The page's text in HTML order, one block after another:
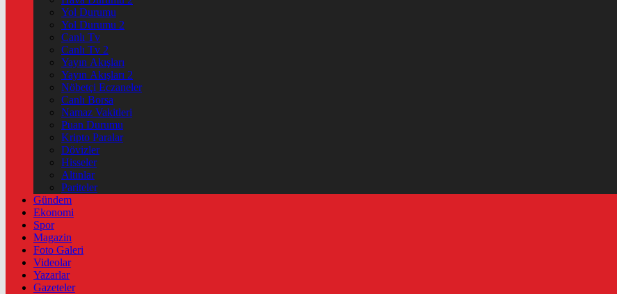
Yol Durumu
Yol Durumu 2
Canlı Tv
Canlı Tv 2
Yayın Akışları
Yayın Akışları 2
Nöbetçi Eczaneler
Canlı Borsa
Namaz Vakitleri
Puan Durumu
Kripto Paralar
Dövizler
Hisseler
Altınlar
Pariteler
Gündem
Ekonomi
Spor
Magazin
Foto Galeri
Videolar
Yazarlar
Gazeteler